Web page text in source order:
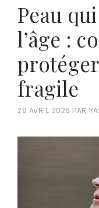
Peau
l’âge :
fragile
29 AVRIL 2026 PAR